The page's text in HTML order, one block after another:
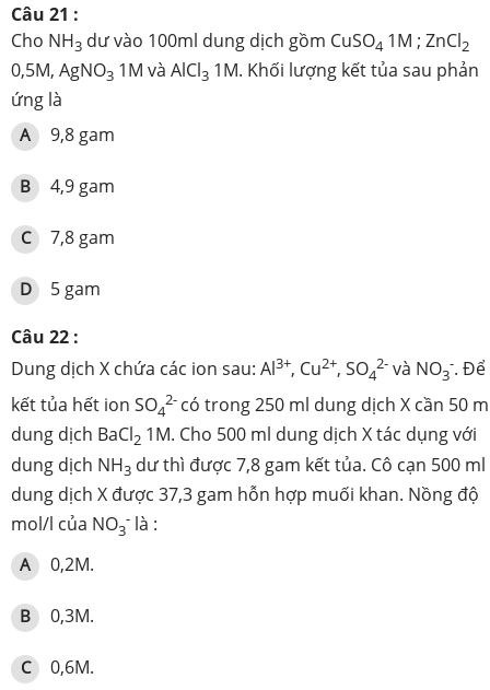
Câu 21 :
Cho NH3 dư vào 100ml dung dịch gồm CuSO4 1M ; ZnCl2
0,5M, AgNO3 1M và AlCl3 1M. Khối lượng kết tủa sau phản
ứng là
A 9,8 gam
B 4,9 gam
C 7,8 gam
D
5 gam
Câu 22 :
Dung dịch X chứa các ion sau: Al3+, Cu2+, SO4
2- và NO3
-. Để
kết tủa hết ion SO4
2- có trong 250 ml dung dịch X cần 50
dung dịch BaCl2 1M. Cho 500 ml dung dịch X tác dụng với
dung dịch NH3 dư thì được 7,8 gam kết tủa. Cô cạn 500 ml
dung dịch X được 37,3 gam hỗn hợp muối khan. Nồng độ
mol/l của NO3
- là :
A 0,2M.
B 0,3M.
C 0,6M.